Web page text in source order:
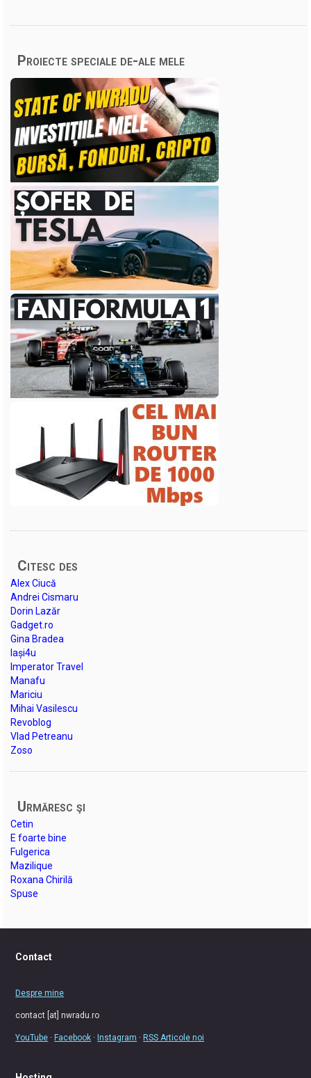
Proiecte speciale de-ale mele
Citesc des
Alex Ciucă
Andrei Cismaru
Dorin Lazăr
Gadget.ro
Gina Bradea
Iași4u
Imperator Travel
Manafu
Mariciu
Mihai Vasilescu
Revoblog
Vlad Petreanu
Zoso
Urmăresc şi
Cetin
E foarte bine
Fulgerica
Mazilique
Roxana Chirilă
Spuse
Contact
Despre mine
contact [at] nwradu.ro
YouTube · Facebook · Instagram · RSS Articole noi